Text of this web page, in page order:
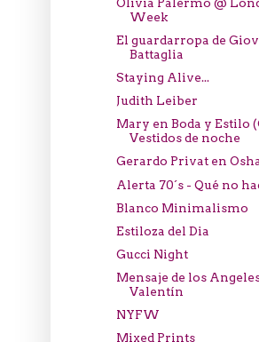
Week
El guardarropa de
Battaglia
Staying Alive...
Judith Leiber
Mary en Boda y Estilo
Vestidos de noche
Gerardo Privat en
Alerta 70´s - Qué no
Blanco Minimalismo
Estiloza del Dia
Gucci Night
Mensaje de los
Valentín
NYFW
Mixed Prints